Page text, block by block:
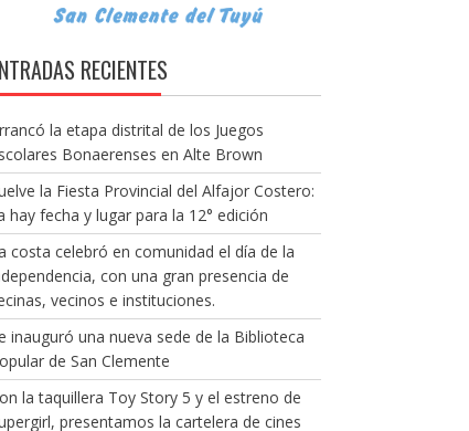
RECIENTES
la etapa distrital de los Juegos
Bonaerenses en Alte Brown
la Fiesta Provincial del Alfajor Costero:
hay fecha y lugar para la 12° edición
costa celebró en comunidad el día de la
con una gran presencia de
vecinos e instituciones.
inauguró una nueva sede de la Biblioteca
de San Clemente
la taquillera Toy Story 5 y el estreno de
presentamos la cartelera de cines